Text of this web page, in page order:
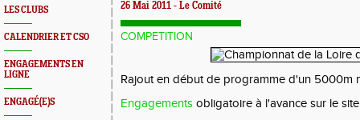
LES CLUBS
CALENDRIER ET CSO
ENGAGEMENTS EN
LIGNE
ENGAGÉ(E)S
26 Mai 2011 - Le Comité
COMPETITION
Rajout en début de programme d'un 5000m
Engagements obligatoire à l'avance sur le